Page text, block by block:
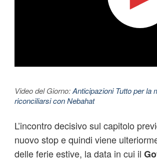
Video del Giorno:Anticipazioni Tutto per la
riconciliarsi con Nebahat
L’incontro decisivo sul capitolo
nuovo stop e quindi viene
delle ferie estive, la data in cui il